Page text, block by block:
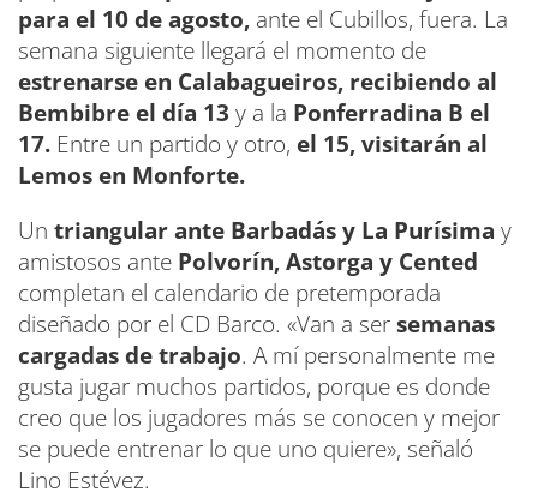
para el 10 de agosto, ante el Cubillos, fuera. La
semana siguiente llegará el momento de
estrenarse en Calabagueiros, recibiendo al
Bembibre el día 13 y a la Ponferradina B el
17. Entre un partido y otro, el 15, visitarán al
Lemos en Monforte.
Un triangular ante Barbadás y La Purísima y
amistosos ante Polvorín, Astorga y Cented
completan el calendario de pretemporada
diseñado por el CD Barco. «Van a sersemanas
cargadas de trabajo. A mí personalmente me
gusta jugar muchos partidos, porque es donde
creo que los jugadores más se conocen y mejor
se puede entrenar lo que uno quiere», señaló
Lino Estévez.